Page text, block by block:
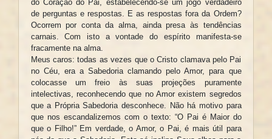
do Coração do Pai, estabelecendo-se um jogo verdadeiro
de perguntas e respostas. E as respostas fora da Ordem?
Ocorrem por conta da alma, ainda presa às tendências
carnais. Com isto a vontade do espírito manifesta-se
fracamente na alma.
Meus caros: todas as vezes que o Cristo clamava pelo Pai
no Céu, era a Sabedoria clamando pelo Amor, para que
colocasse um freio às suas projeções puramente
intelectivas, reconhecendo que no Amor existem segredos
que a Própria Sabedoria desconhece. Não há motivo para
que nos escandalizemos com o texto: “O Pai é Maior do
que o Filho!” Em verdade, o Amor, o Pai, é mais útil para